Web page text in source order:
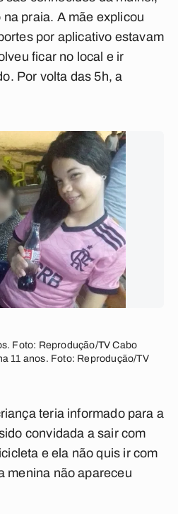
praia. A mãe explicou
por aplicativo estavam
ficar no local e ir
Por volta das 5h, a
Foto: Reprodução/TV Cabo
11 anos. Foto: Reprodução/TV
teria informado para a
convidada a sair com
e ela não quis ir com
menina não apareceu